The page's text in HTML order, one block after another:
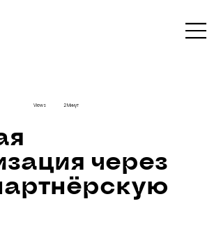
через
2 Минут
Views